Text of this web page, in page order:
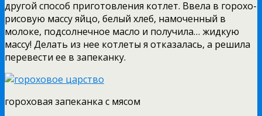
другой способ приготовления котлет. Ввела в горохо-
рисовую массу яйцо, белый хлеб, намоченный в
молоке, подсолнечное масло и получила… жидкую
массу! Делать из нее котлеты я отказалась, а решила
перевести ее в запеканку.
гороховая запеканка с мясом